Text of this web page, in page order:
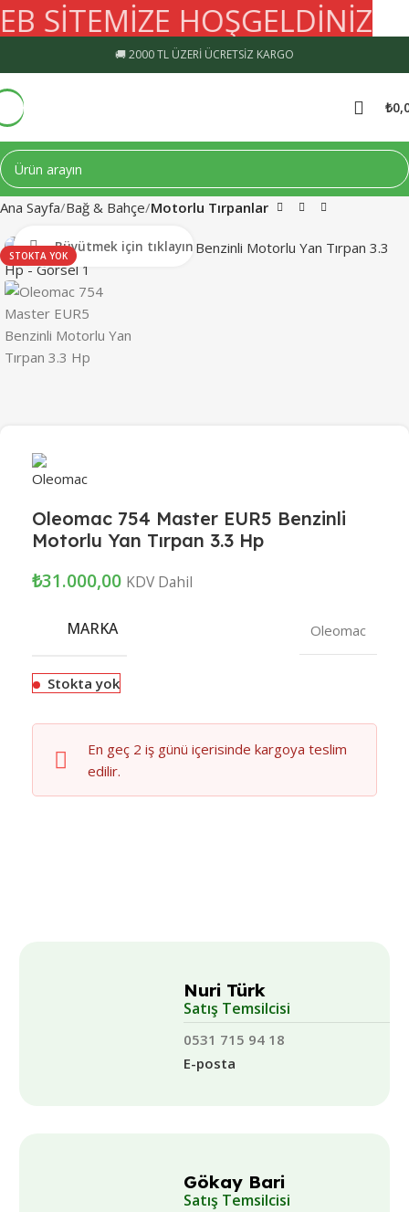
🚚 2000 TL ÜZERİ ÜCRETSİZ KARGO
₺
Ana Sayfa Bağ & Bahçe Motorlu Tırpanlar
STOKTA YOK
Büyütmek için tıklayın
Oleomac 754 Master EUR5 Benzinli
Motorlu Yan Tırpan 3.3 Hp
₺31.000,00 KDV Dahil
MARKA Oleomac
Stokta yok
En geç 2 iş günü içerisinde kargoya teslim
edilir.
Nuri Türk
Satış Temsilcisi
0531 715 94 18
E-posta
Gökay Bari
Satış Temsilcisi
SİTEMİZE HOŞGELDİNİZ🚚